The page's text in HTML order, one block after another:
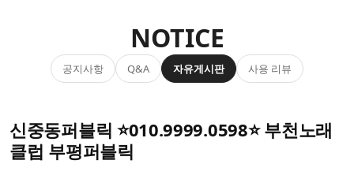
NOTICE
공지사항 Q&A 자유게시판 사용 리뷰
신중동퍼블릭 ⭐010.9999.0598⭐ 부천노래
클럽 부평퍼블릭